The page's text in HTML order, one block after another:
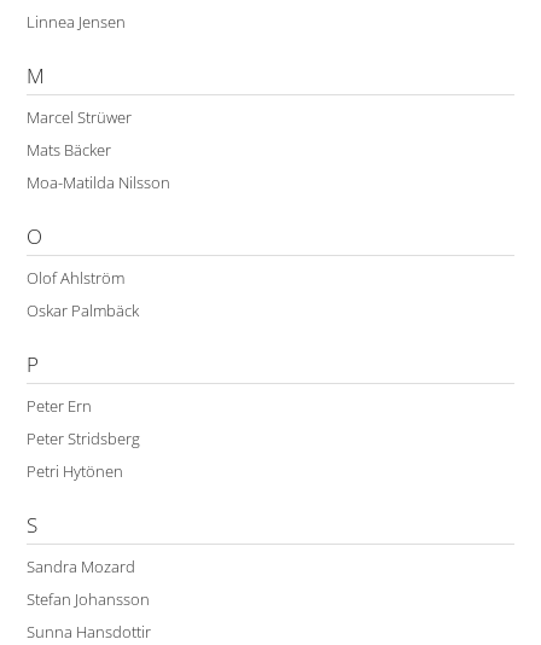
Linnea Jensen
M
Marcel Strüwer
Mats Bäcker
Moa-Matilda Nilsson
O
Olof Ahlström
Oskar Palmbäck
P
Peter Ern
Peter Stridsberg
Petri Hytönen
S
Sandra Mozard
Stefan Johansson
Sunna Hansdottir